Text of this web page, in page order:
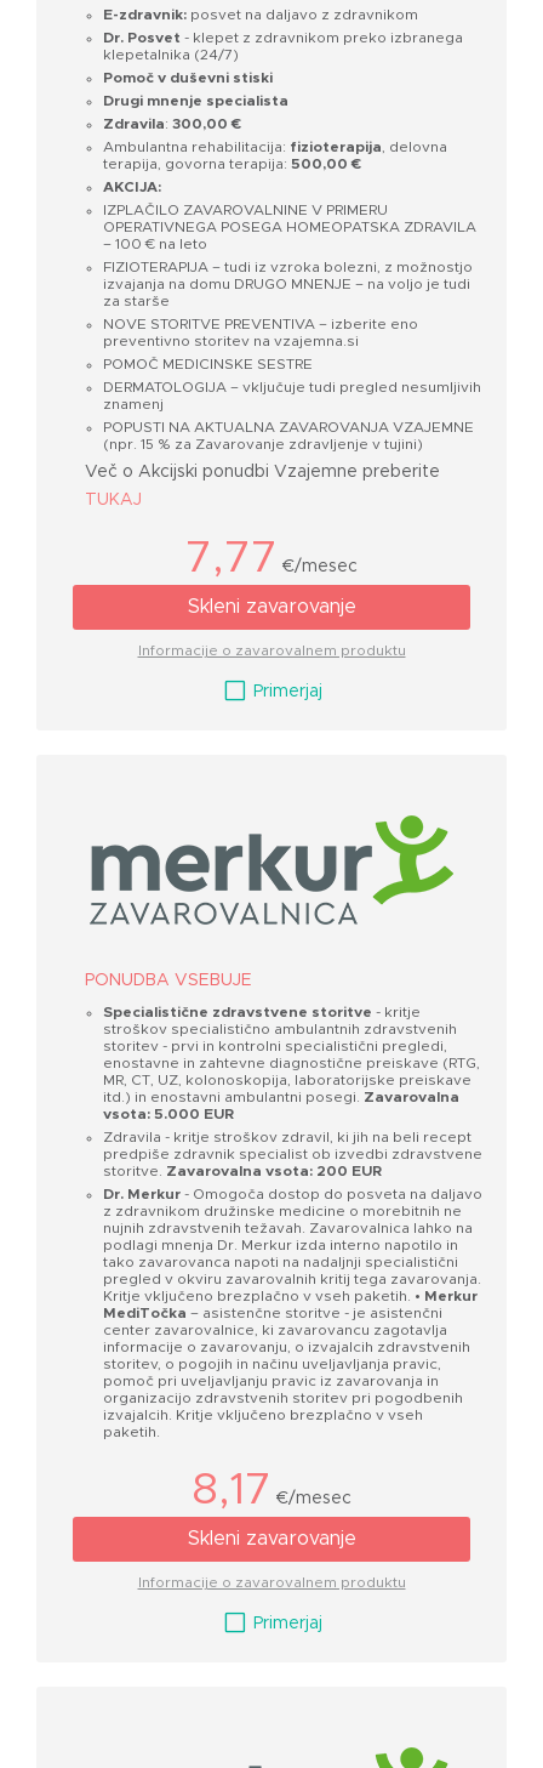
E-zdravnik: posvet na daljavo z zdravnikom
Dr. Posvet - klepet z zdravnikom preko izbranega
klepetalnika (24/7)
Pomoč v duševni stiski
Drugi mnenje specialista
Zdravila: 300,00 €
Ambulantna rehabilitacija: fizioterapija , delovna
terapija, govorna terapija: 500,00 €
AKCIJA:
IZPLAČILO ZAVAROVALNINE V PRIMERU
OPERATIVNEGA POSEGA HOMEOPATSKA ZDRAVILA
– 100 € na leto
FIZIOTERAPIJA – tudi iz vzroka bolezni, z možnostjo
izvajanja na domu DRUGO MNENJE – na voljo je tudi
za starše
NOVE STORITVE PREVENTIVA – izberite eno
preventivno storitev na vzajemna.si
POMOČ MEDICINSKE SESTRE
DERMATOLOGIJA – vključuje tudi pregled nesumljivih
znamenj
POPUSTI NA AKTUALNA ZAVAROVANJA VZAJEMNE
(npr. 15 % za Zavarovanje zdravljenje v tujini)
Več o Akcijski ponudbi Vzajemne preberite
TUKAJ
7,77 €/mesec
Skleni zavarovanje
Informacije o zavarovalnem produktu
V Primerjaj
PONUDBA VSEBUJE
Specialistične zdravstvene storitve - kritje
stroškov specialistično ambulantnih zdravstvenih
storitev - prvi in kontrolni specialistični pregledi,
enostavne in zahtevne diagnostične preiskave (RTG,
MR, CT, UZ, kolonoskopija, laboratorijske preiskave
itd.) in enostavni ambulantni posegi. Zavarovalna
vsota: 5.000 EUR
Zdravila - kritje stroškov zdravil, ki jih na beli recept
predpiše zdravnik specialist ob izvedbi zdravstvene
storitve. Zavarovalna vsota: 200 EUR
Dr. Merkur - Omogoča dostop do posveta na daljavo
z zdravnikom družinske medicine o morebitnih ne
nujnih zdravstvenih težavah. Zavarovalnica lahko na
podlagi mnenja Dr. Merkur izda interno napotilo in
tako zavarovanca napoti na nadaljnji specialistični
pregled v okviru zavarovalnih kritij tega zavarovanja.
Kritje vključeno brezplačno v vseh paketih. • Merkur
MediTočka – asistenčne storitve - je asistenčni
center zavarovalnice, ki zavarovancu zagotavlja
informacije o zavarovanju, o izvajalcih zdravstvenih
storitev, o pogojih in načinu uveljavljanja pravic,
pomoč pri uveljavljanju pravic iz zavarovanja in
organizacijo zdravstvenih storitev pri pogodbenih
izvajalcih. Kritje vključeno brezplačno v vseh
paketih.
8,17 €/mesec
Skleni zavarovanje
Informacije o zavarovalnem produktu
V Primerjaj